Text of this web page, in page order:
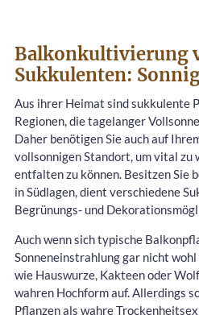
Balkonkultivierung
Sukkulenten:
Aus ihrer Heimat sind sukkulente
Regionen, die tagelanger
Daher benötigen Sie auch auf
vollsonnigen Standort, um vital zu
entfalten zu können. Besitzen Sie
in Südlagen, dient verschiedene
Begrünungs- und
Auch wenn sich typische
Sonneneinstrahlung gar nicht
wie Hauswurze, Kakteen oder
wahren Hochform auf. Allerdings
Pflanzen als wahre